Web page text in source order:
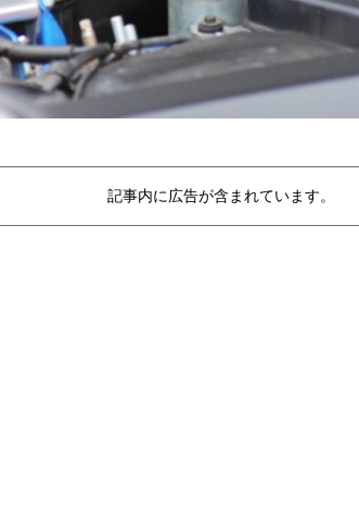
記事内に広告が含まれています。